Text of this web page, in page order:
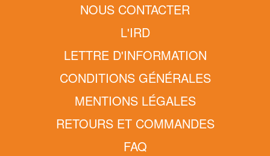
NOUS CONTACTER
L'IRD
LETTRE D'INFORMATION
CONDITIONS GÉNÉRALES
MENTIONS LÉGALES
RETOURS ET COMMANDES
FAQ